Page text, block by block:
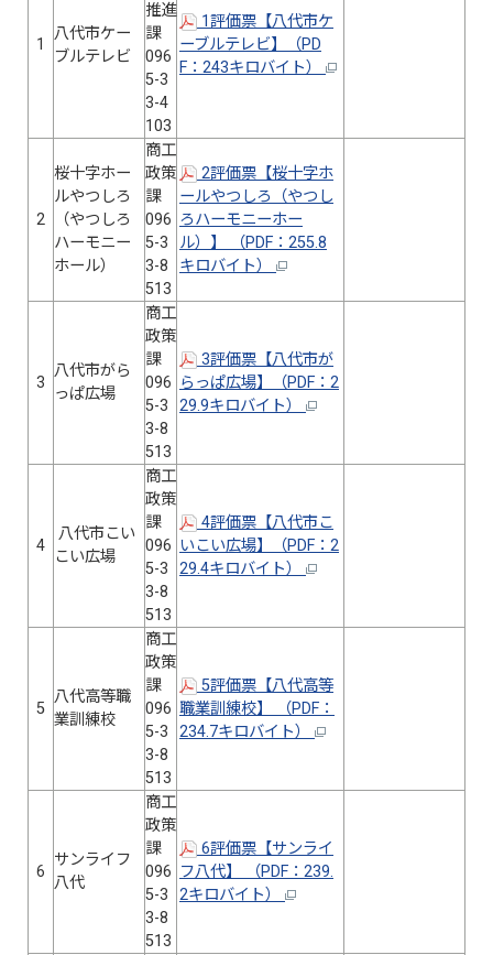
1
八代市ケー
ブルテレビ
推進
課
096
5-3
3-4
103
1評価票【八代市ケ
ーブルテレビ】（PD
F：243キロバイト）
2
桜十字ホー
ルやつしろ
（やつしろ
ハーモニー
ホール）
商工
政策
課
096
5-3
3-8
513
2評価票【桜十字ホ
ールやつしろ（やつし
ろハーモニーホー
ル）】 （PDF：255.8
キロバイト）
3
八代市がら
っぱ広場
商工
政策
課
096
5-3
3-8
513
3評価票【八代市が
らっぱ広場】（PDF：2
29.9キロバイト）
4
八代市こい
こい広場
商工
政策
課
096
5-3
3-8
513
4評価票【八代市こ
いこい広場】（PDF：2
29.4キロバイト）
5
八代高等職
業訓練校
商工
政策
課
096
5-3
3-8
513
5評価票【八代高等
職業訓練校】 （PDF：
234.7キロバイト）
6
サンライフ
八代
商工
政策
課
096
5-3
3-8
513
6評価票【サンライ
フ八代】 （PDF：239.
2キロバイト）